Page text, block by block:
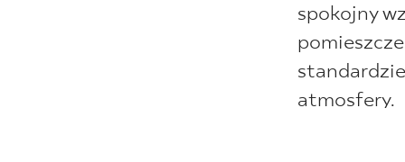
spokojny
atmosfery.